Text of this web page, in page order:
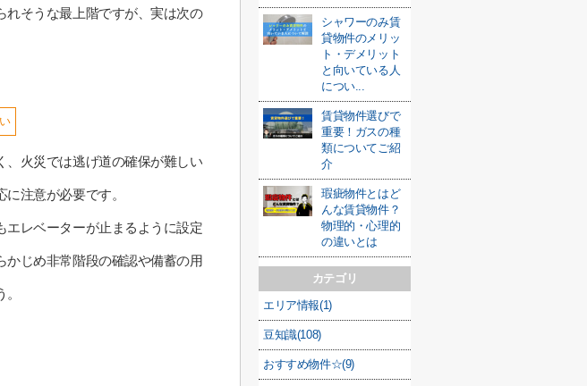
れそうな最上階ですが、実は次の
、火災では逃げ道の確保が難しい
注意が必要です。
エレベーターが止まるように設定
かじめ非常階段の確認や備蓄の用
シャワーのみ賃
貸物件のメリッ
ト・デメリット
と向いている人
につい...
賃貸物件選びで
重要！ガスの種
類についてご紹
介
瑕疵物件とはど
んな賃貸物件？
物理的・心理的
の違いとは
カテゴリ
エリア情報(1)
豆知識(108)
おすすめ物件☆(9)